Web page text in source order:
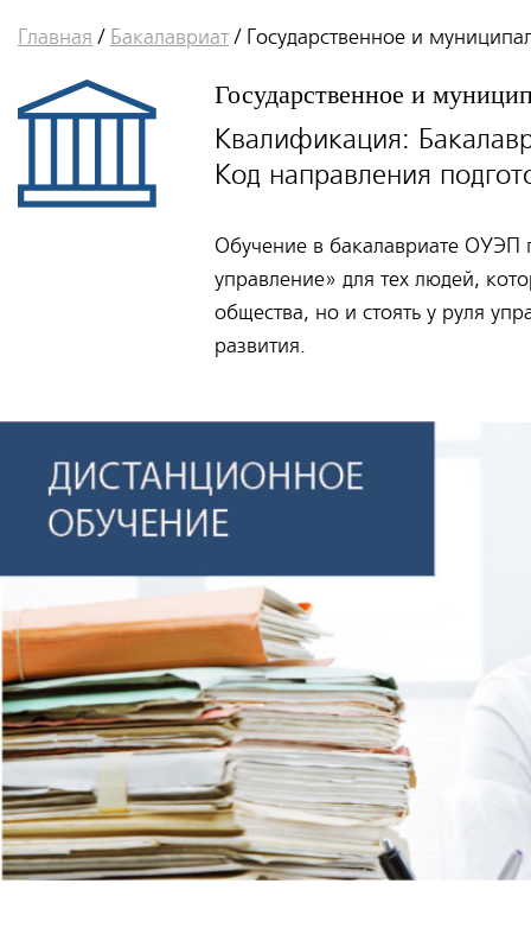
Главная / Бакалавриат / Государственное и
Государственное и
Квалификация:
Код направления
Обучение в бакалавриате ОУЭП
управление» для тех людей,
общества, но и стоять у руля
развития.